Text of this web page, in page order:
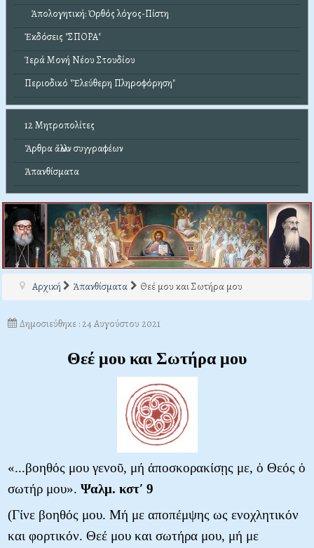
Ἀπολογητική: Ὀρθός λόγος-Πίστη
Ἐκδόσεις "ΣΠΟΡΑ"
Ἱερά Μονή Νέου Στουδίου
Περιοδικό "Ἐλεύθερη Πληροφόρηση"
12 Μητροπολίτες
Ἄρθρα ἄλλων συγγραφέων
Ἀπανθίσματα
Αρχική Ἀπανθίσματα Θεέ μου και Σωτήρα μου
Δημοσιεύθηκε : 24 Αυγούστου 2021
Θεέ μου και Σωτήρα μου
«...βοηθός μου γενοῦ, μή ἀποσκορακίσῃς με, ὁ Θεός ὁ
σωτήρ μου». Ψαλμ. κστ′ 9
(Γίνε βοηθός μου. Μή με αποπέμψης ως ενοχλητικόν
και φορτικόν. Θεέ μου και σωτήρα μου, μή με